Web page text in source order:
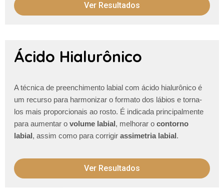
Ver Resultados
Ácido Hialurônico
A técnica de preenchimento labial com ácido hialurônico é
um recurso para harmonizar o formato dos lábios e torna-
los mais proporcionais ao rosto. É indicada principalmente
para aumentar o volume labial, melhorar o contorno
labial, assim como para corrigir assimetria labial.
Ver Resultados